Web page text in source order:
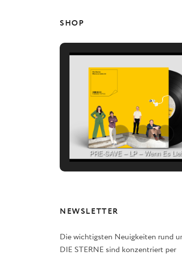
SHOP
PRE-SAVE – LP – Wenn Es
NEWSLETTER
Die wichtigsten Neuigkeiten rund
DIE STERNE sind konzentriert per